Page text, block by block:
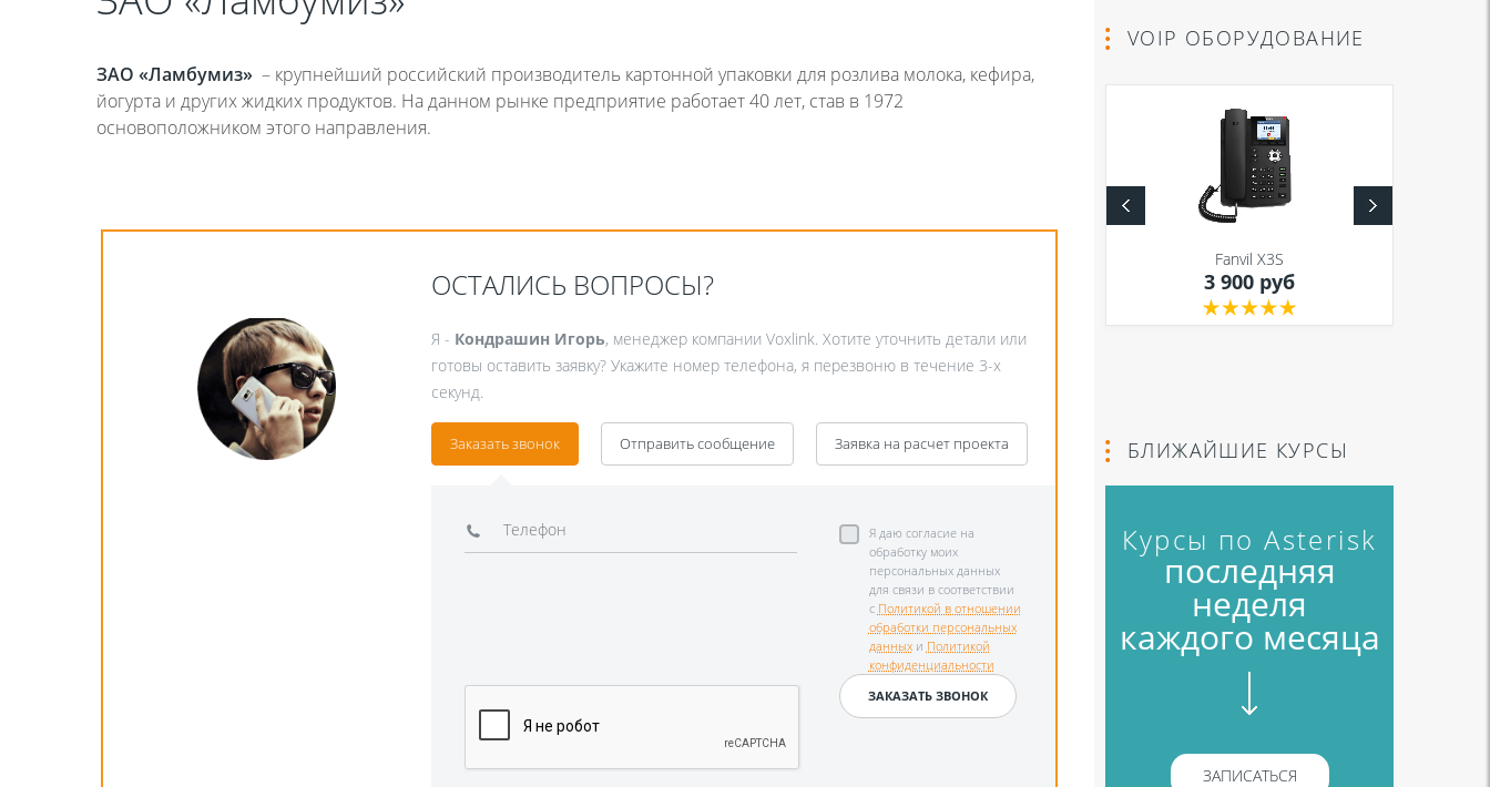
ЗАО «Ламбумиз» – крупнейший российский производитель картонной упаковки для розлива молока, кефира,
йогурта и других жидких продуктов. На данном рынке предприятие работает 40 лет, став в 1972
основоположником этого направления.
ОСТАЛИСЬ ВОПРОСЫ?
Я - Кондрашин Игорь, менеджер компании Voxlink. Хотите уточнить детали или
готовы оставить заявку? Укажите номер телефона, я перезвоню в течение 3-х
секунд.
Заказать звонок
Я даю согласие на
обработку моих
персональных данных
для связи в соответствии
с Политикой в отношении
обработки персональных
данныхи Политикой
конфиденциальности
Отправить сообщение Заявка на расчет проекта
VOIP ОБОРУДОВАНИЕ
Fanvil X3S
3 900 руб
БЛИЖАЙШИЕ КУРСЫ
Курсы по Asterisk
последняя
неделя
каждого месяца
ЗАПИСАТЬСЯ